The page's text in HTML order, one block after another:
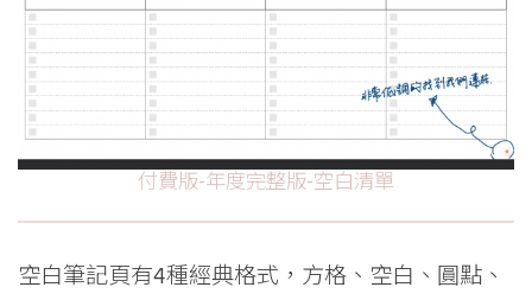
付費版-年度完整版-空白清單
空白筆記頁有4種經典格式，方格、空白、圓點、